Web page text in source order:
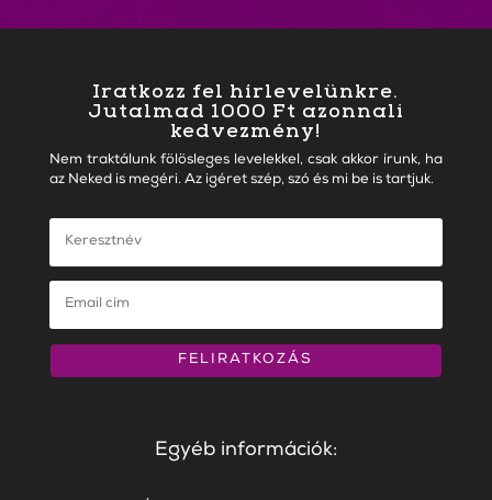
Iratkozz fel hírlevelünkre.
Jutalmad 1000 Ft azonnali
kedvezmény!
Nem traktálunk fölösleges levelekkel, csak akkor írunk, ha
az Neked is megéri. Az igéret szép, szó és mi be is tartjuk.
FELIRATKOZÁS
Egyéb információk: